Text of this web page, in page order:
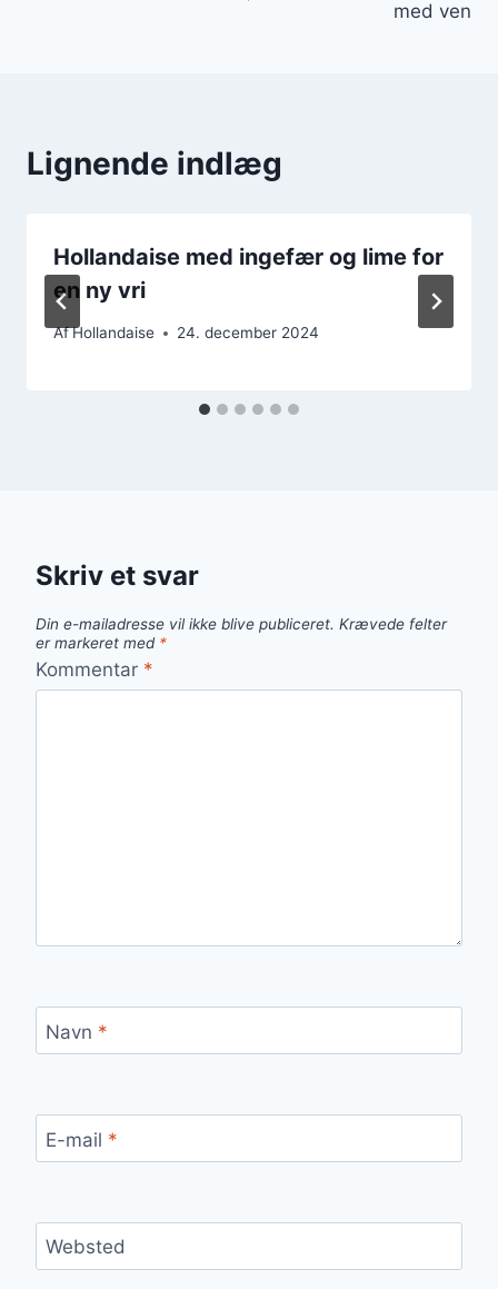
med ven
Lignende indlæg
Hollandaise med ingefær og lime for
en ny vri
AfHollandaise 24. december 2024
Skriv et svar
Din e-mailadresse vil ikke blive publiceret. Krævede felter
er markeret med *
Kommentar *
Navn *
E-mail *
Websted